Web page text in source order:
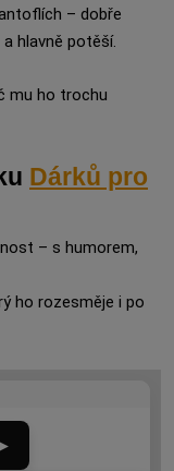
– dobře
hlavně potěší.
mu ho trochu
Dárků pro
– s humorem,
ho rozesměje i po